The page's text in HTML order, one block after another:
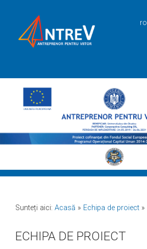
ro
Sunteți aici: Acasă » Echipa de proiect »
ECHIPA DE PROIECT